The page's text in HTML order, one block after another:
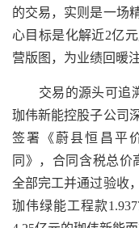
的交易，实则是一场
心目标是化解近2亿
营版图，为业绩回暖
交易的源头可追溯
珈伟新能控股子公司
签署《蔚县恒昌平
同》，合同含税总价
全部完工并通过验收
珈伟绿能工程款